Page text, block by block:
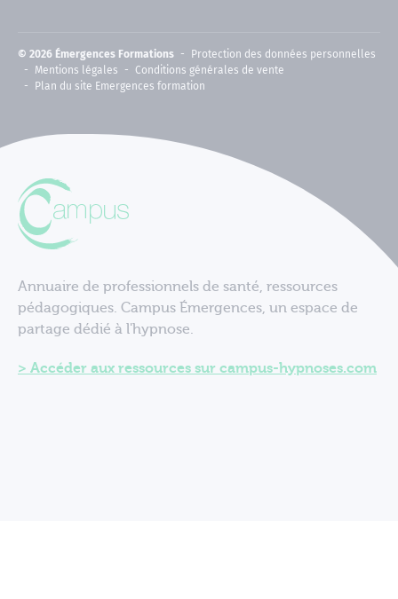
© 2026 Émergences Formations
Protection des données personnelles
Mentions légales
Conditions générales de vente
Plan du site Emergences formation
Annuaire de professionnels de santé, ressources
pédagogiques. Campus Émergences, un espace de
partage dédié à l'hypnose.
Accéder aux ressources sur campus-hypnoses.com